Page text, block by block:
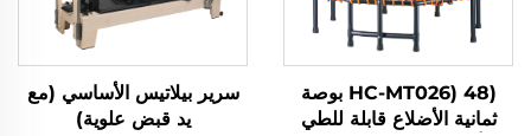
(HC-MT026) 48 بوصة
ثمانية الأضلاع قابلة للطي
سرير بيلاتيس الأساسي (مع
يد قبض علوية)